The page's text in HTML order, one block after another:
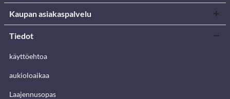
Kaupan asiakaspalvelu
Tiedot
käyttöehtoa
aukioloaikaa
Laajennusopas